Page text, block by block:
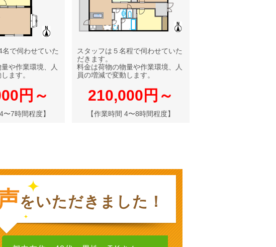
名で伺わせていた
や作業環境、人
ます。
円～
〜7時間程度】
スタッフは５名程で伺わせていた
だきます。
料金は荷物の物量や作業環境、人
員の増減で変動します。
210,000円～
【作業時間 4〜8時間程度】
をいただきました！